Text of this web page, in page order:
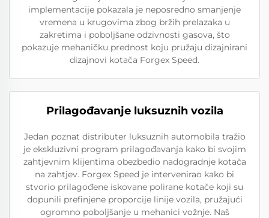
implementacije pokazala je neposredno smanjenje
vremena u krugovima zbog bržih prelazaka u
zakretima i poboljšane odzivnosti gasova, što
pokazuje mehaničku prednost koju pružaju dizajnirani
dizajnovi kotača Forgex Speed.
Prilagođavanje luksuznih vozila
Jedan poznat distributer luksuznih automobila tražio
je ekskluzivni program prilagođavanja kako bi svojim
zahtjevnim klijentima obezbedio nadogradnje kotača
na zahtjev. Forgex Speed je intervenirao kako bi
stvorio prilagođene iskovane polirane kotače koji su
dopunili prefinjene proporcije linije vozila, pružajući
ogromno poboljšanje u mehanici vožnje. Naš